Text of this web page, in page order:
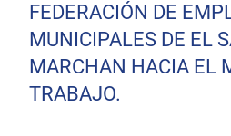
FEDERACIÓN DE
MUNICIPALES DE EL
MARCHAN HACIA EL
TRABAJO.